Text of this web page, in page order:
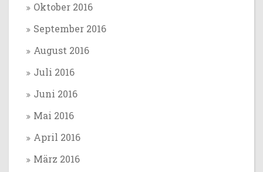
Oktober 2016
September 2016
August 2016
Juli 2016
Juni 2016
Mai 2016
April 2016
März 2016